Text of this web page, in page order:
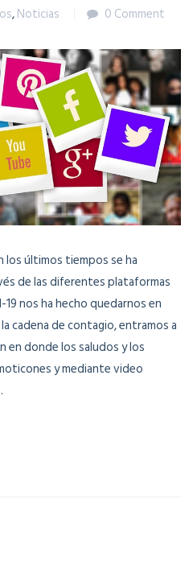
,Noticias 0 Comment
los últimos tiempos se ha
de las diferentes plataformas
nos ha hecho quedarnos en
cadena de contagio, entramos a
en donde los saludos y los
y mediante video